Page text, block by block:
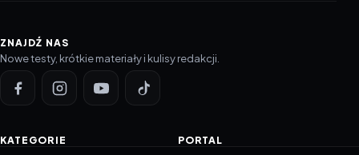
ZNAJDŹ NAS
Nowe testy, krótkie materiały i kulisy redakcji.
KATEGORIE PORTAL